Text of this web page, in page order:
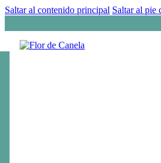
Saltar al contenido principal Saltar al pie